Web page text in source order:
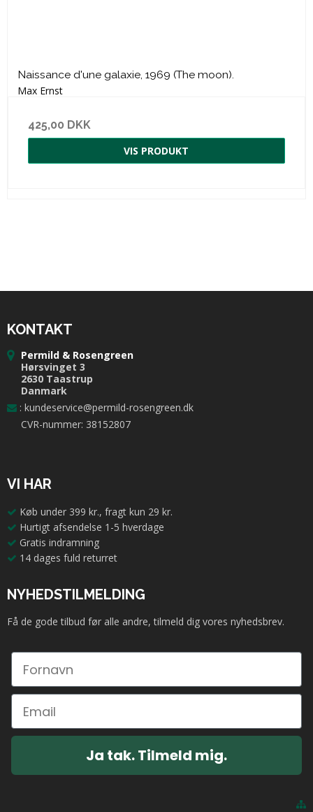
Naissance d'une galaxie, 1969 (The moon).
Max Ernst
425,00 DKK
VIS PRODUKT
KONTAKT
Permild & Rosengreen
Hørsvinget 3
2630 Taastrup
Danmark
: kundeservice@permild-rosengreen.dk
CVR-nummer: 38152807
VI HAR
Køb under 399 kr., fragt kun 29 kr.
Hurtigt afsendelse 1-5 hverdage
Gratis indramning
14 dages fuld returret
NYHEDSTILMELDING
Få de gode tilbud før alle andre, tilmeld dig vores nyhedsbrev.
Ja tak. Tilmeld mig.